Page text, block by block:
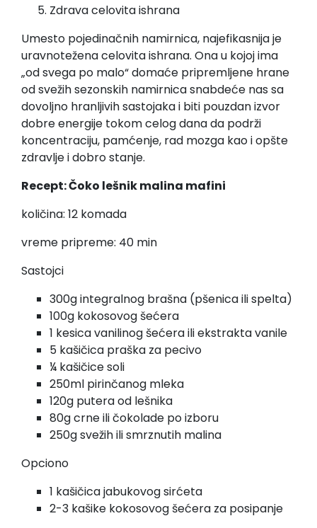
Zdrava celovita ishrana
Umesto pojedinačnih namirnica, najefikasnija je
uravnotežena celovita ishrana. Ona u kojoj ima
„od svega po malo“ domaće pripremljene hrane
od svežih sezonskih namirnica snabdeće nas sa
dovoljno hranljivih sastojaka i biti pouzdan izvor
dobre energije tokom celog dana da podrži
koncentraciju, pamćenje, rad mozga kao i opšte
zdravlje i dobro stanje.
Recept: Čoko lešnik malina mafini
količina: 12 komada
vreme pripreme: 40 min
Sastojci
300g integralnog brašna (pšenica ili spelta)
100g kokosovog šećera
1 kesica vanilinog šećera ili ekstrakta vanile
5 kašičica praška za pecivo
¼ kašičice soli
250ml pirinčanog mleka
120g putera od lešnika
80g crne ili čokolade po izboru
250g svežih ili smrznutih malina
Opciono
1 kašičica jabukovog sirćeta
2-3 kašike kokosovog šećera za posipanje